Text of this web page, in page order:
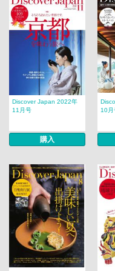
Discover Japan 2022年
11月号
購入
10月